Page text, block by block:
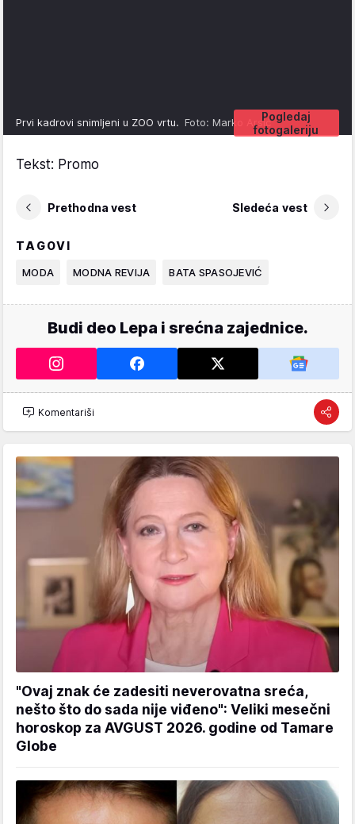
Pogledaj
fotogaleriju
Prvi kadrovi snimljeni u ZOO vrtu. Foto: Marko Arsić
Tekst: Promo
Prethodna vest Sledeća vest
TAGOVI
MODA MODNA REVIJA BATA SPASOJEVIĆ
Budi deo Lepa i srećna zajednice.
Komentariši
"Ovaj znak će zadesiti neverovatna sreća,
nešto što do sada nije viđeno": Veliki mesečni
horoskop za AVGUST 2026. godine od Tamare
Globe